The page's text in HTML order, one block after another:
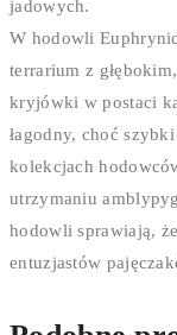
jadowych.
W hodowli
terrarium z
kryjówki w postaci
łagodny, choć
kolekcjach
utrzymaniu
hodowli sprawiają,
entuzjastów